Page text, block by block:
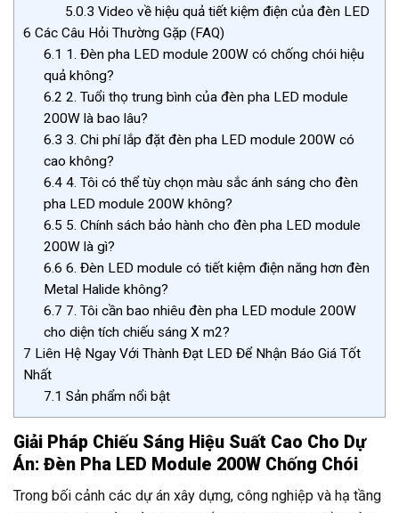
5.0.3 Video về hiệu quả tiết kiệm điện của đèn LED
6 Các Câu Hỏi Thường Gặp (FAQ)
6.1 1. Đèn pha LED module 200W có chống chói hiệu
quả không?
6.2 2. Tuổi thọ trung bình của đèn pha LED module
200W là bao lâu?
6.3 3. Chi phí lắp đặt đèn pha LED module 200W có
cao không?
6.4 4. Tôi có thể tùy chọn màu sắc ánh sáng cho đèn
pha LED module 200W không?
6.5 5. Chính sách bảo hành cho đèn pha LED module
200W là gì?
6.6 6. Đèn LED module có tiết kiệm điện năng hơn đèn
Metal Halide không?
6.7 7. Tôi cần bao nhiêu đèn pha LED module 200W
cho diện tích chiếu sáng X m2?
7 Liên Hệ Ngay Với Thành Đạt LED Để Nhận Báo Giá Tốt
Nhất
7.1 Sản phẩm nổi bật
Giải Pháp Chiếu Sáng Hiệu Suất Cao Cho Dự
Án: Đèn Pha LED Module 200W Chống Chói
Trong bối cảnh các dự án xây dựng, công nghiệp và hạ tầng